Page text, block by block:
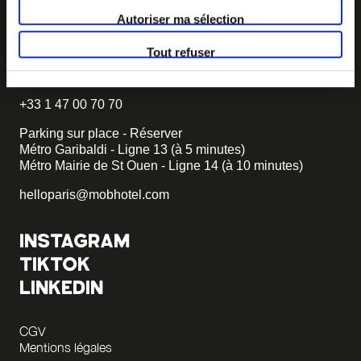
Autoriser ma sélection
Tout refuser
TROUVER MOB HOTEL
6 rue Gambetta
93400 St Ouen
+33 1 47 00 70 70
Parking sur place - Réserver
Métro Garibaldi - Ligne 13 (à 5 minutes)
Métro Mairie de St Ouen - Ligne 14 (à 10 minutes)
helloparis@mobhotel.com
INSTAGRAM
TIKTOK
LINKEDIN
CGV
Mentions légales